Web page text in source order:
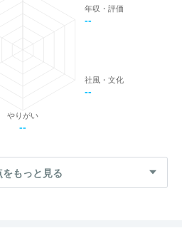
年収・評価
--
社風・文化
--
やりがい
--
をもっと見る